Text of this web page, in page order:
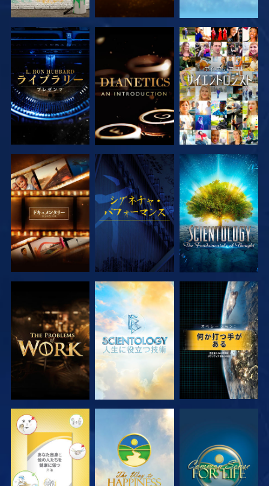
シリーズを探求 シリーズを探求 観る
シリーズを探求 観る シリーズを探求
シリーズを探求 シリーズを探求 観る
観る 観る 観る